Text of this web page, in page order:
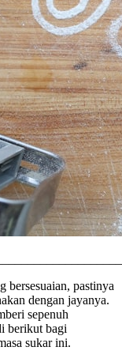
bersesuaian, pastinya
dengan jayanya.
sepenuh
berikut bagi
sukar ini.